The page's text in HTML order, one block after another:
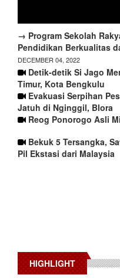
→ Program Sekolah
Pendidikan Berkualitas
DECEMBER 04, 2022
Detik-detik Si Jago
Timur, Kota Bengkulu
Evakuasi Serpihan
Jatuh di Nginggil, Blora
Reog Ponorogo Asli
Bekuk 5 Tersangka,
Pil Ekstasi dari Malaysia
HIGHLIGHT